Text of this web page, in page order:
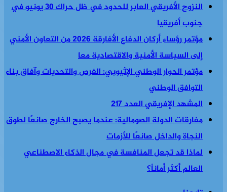
النزوح الأفريقي العابر للحدود في ظل حراك 30 يونيو في
جنوب أفريقيا
مؤتمر رؤساء أركان الدفاع الأفارقة 2026 من التعاون الأمني
إلى السياسة الأمنية والاقتصادية معا
مؤتمر الحوار الوطني الإثيوبي: الفرص والتحديات وآفاق بناء
التوافق الوطني
المشهد الإفريقي العدد 217
مفارقات الدولة الصومالية: عندما يصبح الخارج صانعًا لطوق
النجاة والداخل صانعًا للأزمات
لماذا قد تجعل المنافسة في مجال الذكاء الاصطناعي
العالم أكثر أماناً؟